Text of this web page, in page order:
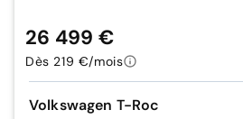
Volkswagen T-Roc
26 499 €
Dès 219 €/mois